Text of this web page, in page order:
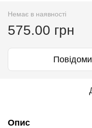
Немає в наявності
575.00 грн
Опис